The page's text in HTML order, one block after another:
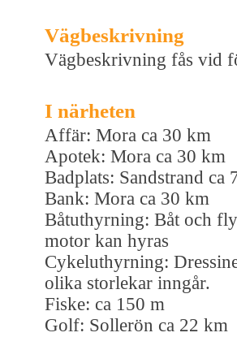
Vägbeskrivning
Vägbeskrivning fås vid
I närheten
Affär: Mora ca 30 km
Apotek: Mora ca 30 km
Badplats: Sandstrand ca
Bank: Mora ca 30 km
Båtuthyrning: Båt och
motor kan hyras
Cykeluthyrning:
olika storlekar inngår.
Fiske: ca 150 m
Golf: Sollerön ca 22 km